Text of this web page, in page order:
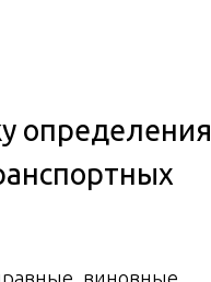
определения